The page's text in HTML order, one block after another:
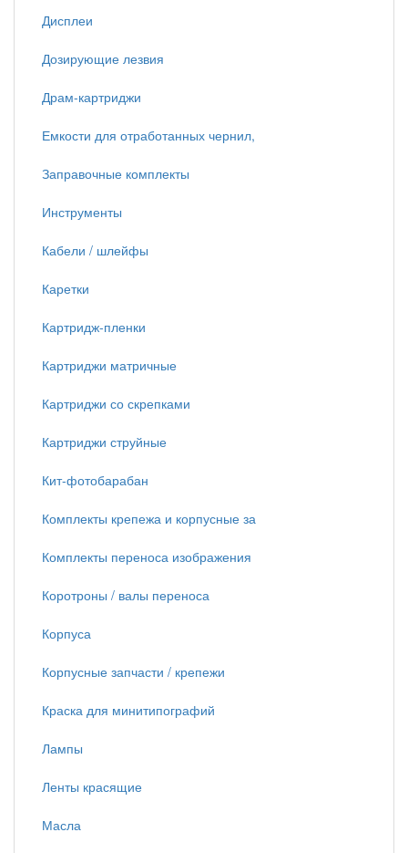
Дисплеи
Дозирующие лезвия
Драм-картриджи
Емкости для отработанных чернил,
Заправочные комплекты
Инструменты
Кабели / шлейфы
Каретки
Картридж-пленки
Картриджи матричные
Картриджи со скрепками
Картриджи струйные
Кит-фотобарабан
Комплекты крепежа и корпусные за
Комплекты переноса изображения
Коротроны / валы переноса
Корпуса
Корпусные запчасти / крепежи
Краска для минитипографий
Лампы
Ленты красящие
Масла